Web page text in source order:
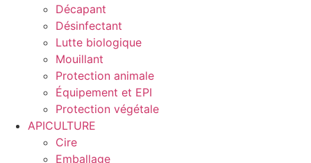
Décapant
Désinfectant
Lutte biologique
Mouillant
Protection animale
Équipement et EPI
Protection végétale
APICULTURE
Cire
Emballage